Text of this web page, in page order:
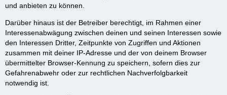
und anbieten zu können.
Darüber hinaus ist der Betreiber berechtigt, im Rahmen einer
Interessenabwägung zwischen deinen und seinen Interessen sowie
den Interessen Dritter, Zeitpunkte von Zugriffen und Aktionen
zusammen mit deiner IP-Adresse und der von deinem Browser
übermittelter Browser-Kennung zu speichern, sofern dies zur
Gefahrenabwehr oder zur rechtlichen Nachverfolgbarkeit
notwendig ist.